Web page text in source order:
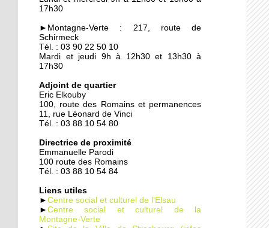
23 septembre 2014
Un demi-siècle à l'Elsau
22 septembre 2014
Familles rurales veut
casser l'isolement des
seniors
Maison d'arrêt : les
parloirs sauvages
empoisonnent la vie des
19 septembre 2014
La nounou des HLM
17h30
►Montagne-Verte : 217, route de
Schirmeck
Tél. : 03 90 22 50 10
Mardi et jeudi 9h à 12h30 et 13h30 à
17h30
Adjoint de quartier
Eric Elkouby
100, route des Romains et permanences
11, rue Léonard de Vinci
Tél. : 03 88 10 54 80
Directrice de proximité
Emmanuelle Parodi
100 route des Romains
Tél. : 03 88 10 54 84
Liens utiles
► Centre social et culturel de l'Elsau
► Centre social et culturel de la
Montagne-Verte